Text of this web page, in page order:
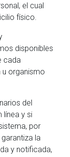
el cual
físico.
disponibles
cada
u organismo
del
línea y si
por
la
y notificada,